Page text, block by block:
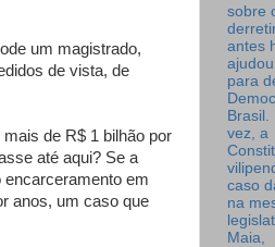
um magistrado,
de vista, de
de R$ 1 bilhão por
até aqui? Se a
encarceramento em
anos, um caso que
sobre
antes
para
Brasil.
vez, a
caso
na
Maia,